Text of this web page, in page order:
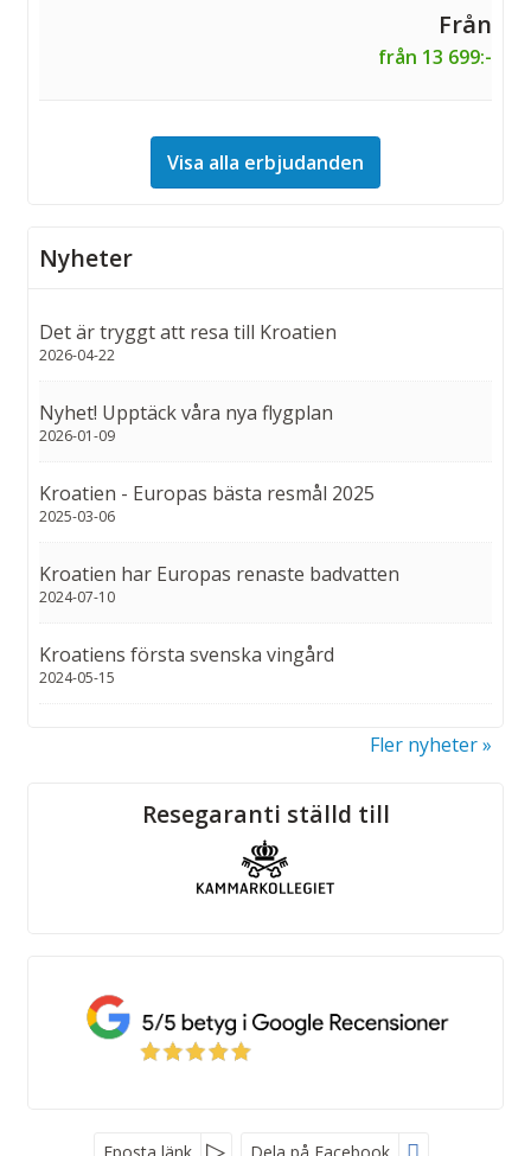
från 13 699:-
Visa alla erbjudanden
Nyheter
Det är tryggt att resa till Kroatien
2026-04-22
Nyhet! Upptäck våra nya flygplan
2026-01-09
Kroatien - Europas bästa resmål 2025
2025-03-06
Kroatien har Europas renaste badvatten
2024-07-10
Kroatiens första svenska vingård
2024-05-15
Fler nyheter
Sociala medierResegaranti ställd till